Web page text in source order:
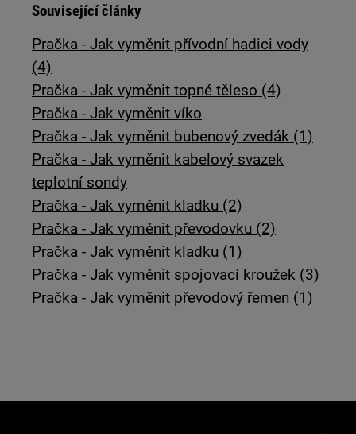
Související články
Pračka - Jak vyměnit přívodní hadici vody
(4)
Pračka - Jak vyměnit topné těleso (4)
Pračka - Jak vyměnit víko
Pračka - Jak vyměnit bubenový zvedák (1)
Pračka - Jak vyměnit kabelový svazek
teplotní sondy
Pračka - Jak vyměnit kladku (2)
Pračka - Jak vyměnit převodovku (2)
Pračka - Jak vyměnit kladku (1)
Pračka - Jak vyměnit spojovací kroužek (3)
Pračka - Jak vyměnit převodový řemen (1)